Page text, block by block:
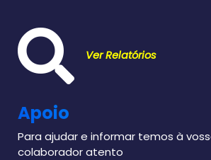
Ver Relatórios
Apoio
Para ajudar e informar temos à
colaborador atento